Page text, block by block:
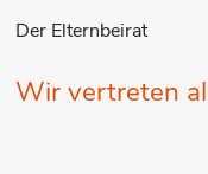
Der Elternbeirat
Wir vertreten